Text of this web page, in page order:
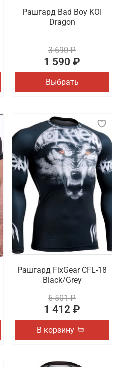
Рашгард Bad Boy KOI
Dragon
3 690 ₽
1 590 ₽
Выбрать
Рашгард FixGear CFL-18
Black/Grey
5 501 ₽
1 412 ₽
В корзину